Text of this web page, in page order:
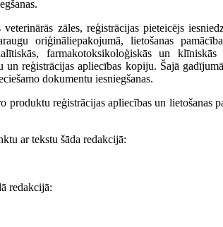
zāles, reģistrācijas pieteicējs
oriģināliepakojumā, lietošanas
farmakotoksikoloģiskās un
reģistrācijas apliecības kopiju. Šajā
dokumentu iesniegšanas.
reģistrācijas apliecības un lietošanas
ar tekstu šāda redakcijā:
redakcijā: